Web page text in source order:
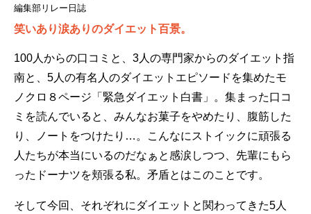
編集部リレー日誌
笑いあり涙ありのダイエット百景。
100人からの口コミと、3人の専門家からのダイエット指
南と、5人の有名人のダイエットエピソードを集めたモ
ノクロ８ページ「緊急ダイエット白書」。集まった口コ
ミを読んでいると、みんなお菓子をやめたり、腹筋した
り、ノートをつけたり…。こんなにストイックに頑張る
人たちが本当にいるのだなぁと感涙しつつ、先輩にもら
ったドーナツを頬張る私。矛盾とはこのことです。
そして今回、それぞれにダイエットと関わってきた5人